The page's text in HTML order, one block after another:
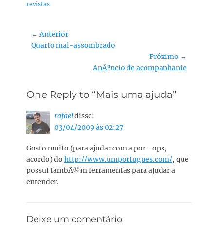
revistas
Navegação
de
← Anterior
Post
Quarto mal-assombrado
Próximo →
AnÃºncio de acompanhante
One Reply to “Mais uma ajuda”
rafaeldisse:
03/04/2009 às 02:27
Gosto muito (para ajudar com a por… ops,
acordo) do http://www.umportugues.com/, que
possui tambÃ©m ferramentas para ajudar a
entender.
Deixe um comentário